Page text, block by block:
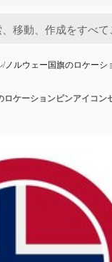
/ノルウェー国旗のロケー
ロケーションピンアイコン